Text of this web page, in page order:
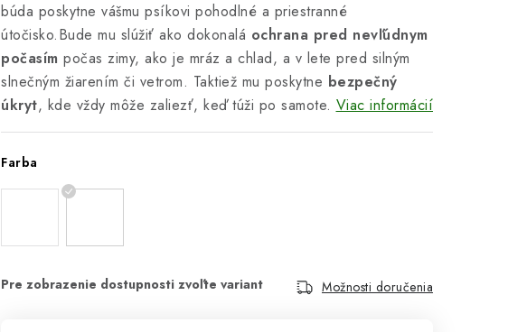
búda poskytne vášmu psíkovi pohodlné a priestranné
útočisko.Bude mu slúžiť ako dokonalá ochrana pred nevľúdnym
počasím počas zimy, ako je mráz a chlad, a v lete pred silným
slnečným žiarením či vetrom. Taktiež mu poskytne bezpečný
úkryt, kde vždy môže zaliezť, keď túži po samote. Viac informácií
Farba
Možnosti doručenia